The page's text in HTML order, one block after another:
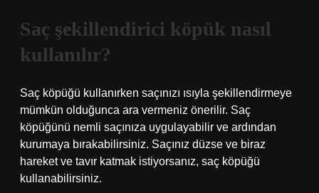
Saç şekillendirici köpük nasıl
kullanılır?
Saç köpüğü kullanırken saçınızı ısıyla şekillendirmeye
mümkün olduğunca ara vermeniz önerilir. Saç
köpüğünü nemli saçınıza uygulayabilir ve ardından
kurumaya bırakabilirsiniz. Saçınız düzse ve biraz
hareket ve tavır katmak istiyorsanız, saç köpüğü
kullanabilirsiniz.